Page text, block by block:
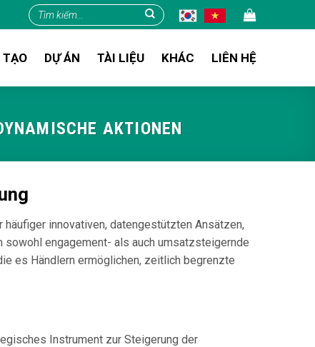
Tìm
kiếm:
DỰ ÁN TÀI LIỆU KHÁC LIÊN HỆ
AKTIONEN
innovativen, datengestützten Ansätzen,
engagement- als auch umsatzsteigernde
es Händlern ermöglichen, zeitlich begrenzte
Instrument zur Steigerung der